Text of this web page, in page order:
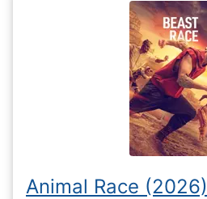
Animal Race (2026)